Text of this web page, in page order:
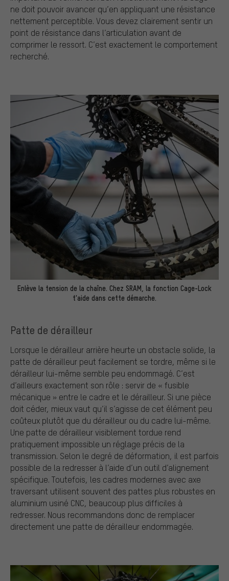
ne doit pouvoir avancer qu’en appliquant une résistance
nettement perceptible. Vous devez clairement sentir un
point de résistance dans l’articulation avant de
comprimer le ressort. C’est exactement le comportement
recherché.
Enlève la tension de la chaîne. Chez SRAM, la fonction Cage-Lock
t'aide dans cette démarche.
Patte de dérailleur
Lorsque le dérailleur arrière heurte un obstacle solide, la
patte de dérailleur peut facilement se tordre, même si le
dérailleur lui-même semble peu endommagé. C’est
d’ailleurs exactement son rôle : servir de « fusible
mécanique » entre le cadre et le dérailleur. Si une pièce
doit céder, mieux vaut qu’il s’agisse de cet élément peu
coûteux plutôt que du dérailleur ou du cadre lui-même.
Une patte de dérailleur visiblement tordue rend
pratiquement impossible un réglage précis de la
transmission. Selon le degré de déformation, il est parfois
possible de la redresser à l’aide d’un outil d’alignement
spécifique. Toutefois, les cadres modernes avec axe
traversant utilisent souvent des pattes plus robustes en
aluminium usiné CNC, beaucoup plus difficiles à
redresser. Nous recommandons donc de remplacer
directement une patte de dérailleur endommagée.